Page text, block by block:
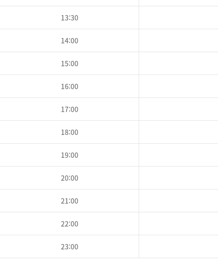
13:30
14:00
15:00
16:00
17:00
18:00
19:00
20:00
21:00
22:00
23:00